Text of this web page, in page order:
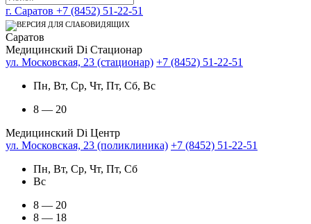
г. Саратов +7 (8452) 51-22-51
Саратов
Медицинский Di Стационар
ул. Московская, 23 (стационар) +7 (8452) 51-22-51
Пн, Вт, Ср, Чт, Пт, Сб, Вс
8 — 20
Медицинский Di Центр
ул. Московская, 23 (поликлиника) +7 (8452) 51-22-51
Пн, Вт, Ср, Чт, Пт, Сб
Вс
8 — 20
8 — 18